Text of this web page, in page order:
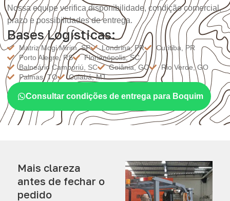
Nossa equipe verifica disponibilidade, condição comercial,
prazo e possibilidades de entrega.
Bases Logísticas:
Matriz Mogi Mirim, SP Londrina, PR
Curitiba, PR
Porto Alegre, RS
Florianópolis, SC
Balneário Camboriú, SC
Goiânia, GO
Rio Verde, GO
Palmas, TO
Cuiabá, MT
Consultar condições de entrega para Boquim
Mais clareza
antes de fechar o
pedido